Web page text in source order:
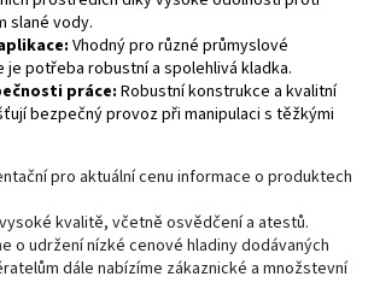
slané vody.
Vhodný pro různé průmyslové
potřeba robustní a spolehlivá kladka.
práce: Robustní konstrukce a kvalitní
bezpečný provoz při manipulaci s těžkými
pro aktuální cenu informace o produktech
kvalitě, včetně osvědčení a atestů.
o udržení nízké cenové hladiny dodávaných
dále nabízíme zákaznické a množstevní